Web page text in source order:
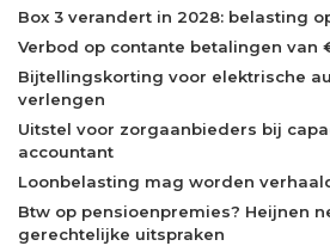
Box 3 verandert in 2028: belasting
Verbod op contante betalingen van
Bijtellingskorting voor elektrische
verlengen
Uitstel voor zorgaanbieders bij
accountant
Loonbelasting mag worden
Btw op pensioenpremies? Heijnen
gerechtelijke uitspraken